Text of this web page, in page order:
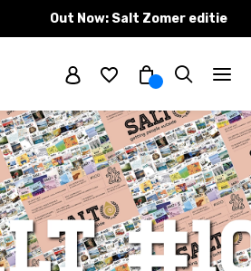
Out Now: Salt Zomer editie